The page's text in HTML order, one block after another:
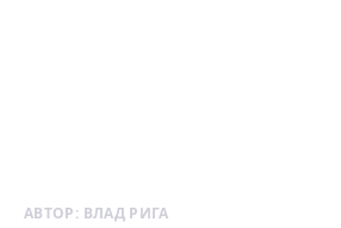
АВТОР: ВЛАД РИГА